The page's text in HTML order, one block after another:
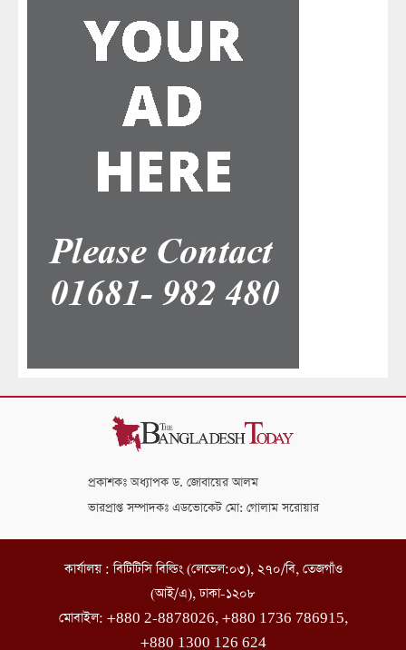
প্রকাশকঃ অধ্যাপক ড. জোবায়ের আলম
ভারপ্রাপ্ত সম্পাদকঃ এডভোকেট মো: গোলাম সরোয়ার
কার্যালয় : বিটিটিসি বিল্ডিং (লেভেল:০৩), ২৭০/বি, তেজগাঁও
(আই/এ), ঢাকা-১২০৮
মোবাইল: +880 2-8878026, +880 1736 786915,
+880 1300 126 624